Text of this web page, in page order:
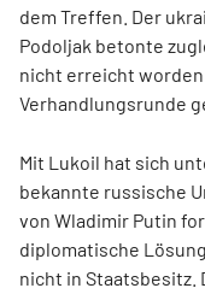
dem Treffen. Der
Podoljak betonte
nicht erreicht
Verhandlungsrunde
Mit Lukoil hat sich
bekannte russische
von Wladimir Putin
diplomatische
nicht in Staatsbesitz.